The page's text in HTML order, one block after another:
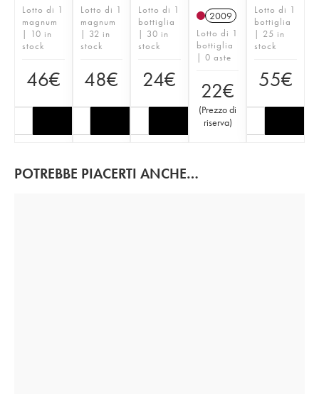
Lotto di 1
magnum
| 10 in
stock
46€
Lotto di 1
magnum
| 32 in
stock
48€
Lotto di 1
bottiglia
| 30 in
stock
24€
2009
Lotto di 1
bottiglia
| 0 aste
22€
(Prezzo di
riserva)
Lotto di 1
bottiglia
| 25 in
stock
55€
POTREBBE PIACERTI ANCHE…